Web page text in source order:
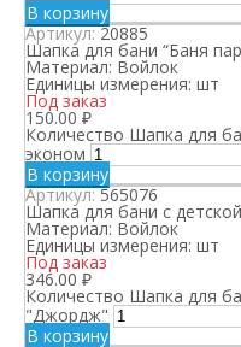
В корзину
Артикул:20885
Шапка для бани “Баня
Материал: Войлок
Единицы измерения: шт
Под заказ
150.00 ₽
Количество Шапка для
эконом
В корзину
Артикул:565076
Шапка для бани с
Материал: Войлок
Единицы измерения: шт
Под заказ
346.00 ₽
Количество Шапка для
"Джордж"
В корзину